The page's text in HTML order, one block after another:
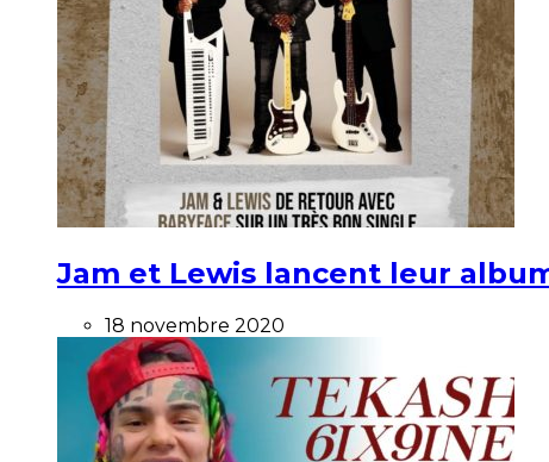
Jam et Lewis lancent leur
18 novembre 2020